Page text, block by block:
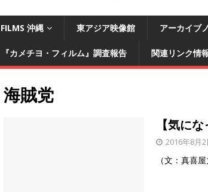
FILMS 沖縄 東アジア映像館 アーカイブ
『カメチヨ・フィルム』調査報告 関連リンク情
海賊党
【気に
2016年8月2
（文：真喜